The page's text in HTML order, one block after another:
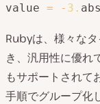
value = - 3. abs
Rubyは、様々な
き、汎用性に優れ
もサポートされて
手順でグループ化